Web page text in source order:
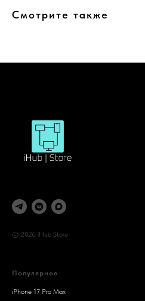
Смотрите также
© 2026 iHub Store
Популярное
iPhone 17 Pro Max